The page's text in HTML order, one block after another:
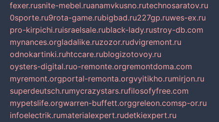
fexer.rusnite-mebel.ruanamvkusno.rutechnosaratov.ru
0sporte.ru9rota-game.rubigbad.ru227gp.ruwes-ex.ru
pro-kirpichi.ruisraelsale.rublack-lady.rustroy-db.com
mynances.orgladalike.ruzozor.rudvigremont.ru
odnokartinki.ruhtccare.rublogizotovoy.ru
oysters-digital.ruo-remonte.orgremontdoma.com
myremont.orgportal-remonta.orgvyitikho.rumirjon.ru
superdeutsch.rumycrazystars.rufilosofyfree.com
mypetslife.orgwarren-buffett.orggreleon.comsp-or.ru
infoelectrik.rumaterialexpert.rudetkiexpert.ru